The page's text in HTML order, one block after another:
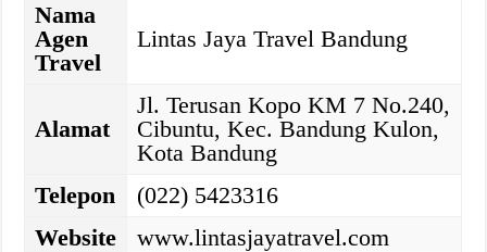
Nama
Agen
Travel
Lintas Jaya Travel Bandung
Alamat
Jl. Terusan Kopo KM 7 No.240,
Cibuntu, Kec. Bandung Kulon,
Kota Bandung
Telepon
(022) 5423316
Website
www.lintasjayatravel.com